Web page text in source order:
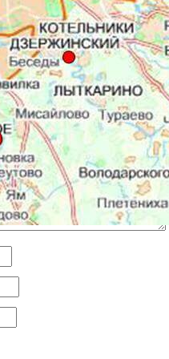
Обязательные поля